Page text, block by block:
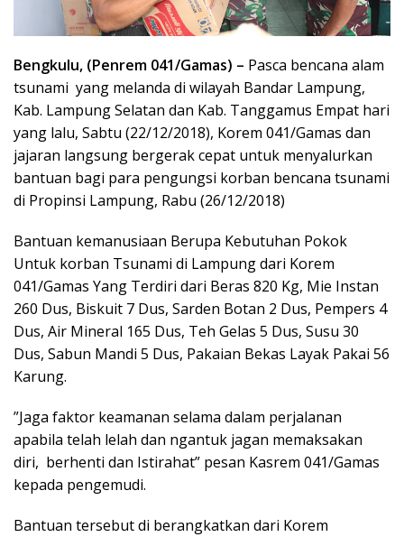
Bengkulu, (Penrem 041/Gamas) – Pasca bencana alam
tsunami yang melanda di wilayah Bandar Lampung,
Kab. Lampung Selatan dan Kab. Tanggamus Empat hari
yang lalu, Sabtu (22/12/2018), Korem 041/Gamas dan
jajaran langsung bergerak cepat untuk menyalurkan
bantuan bagi para pengungsi korban bencana tsunami
di Propinsi Lampung, Rabu (26/12/2018)
Bantuan kemanusiaan Berupa Kebutuhan Pokok
Untuk korban Tsunami di Lampung dari Korem
041/Gamas Yang Terdiri dari Beras 820 Kg, Mie Instan
260 Dus, Biskuit 7 Dus, Sarden Botan 2 Dus, Pempers 4
Dus, Air Mineral 165 Dus, Teh Gelas 5 Dus, Susu 30
Dus, Sabun Mandi 5 Dus, Pakaian Bekas Layak Pakai 56
Karung.
”Jaga faktor keamanan selama dalam perjalanan
apabila telah lelah dan ngantuk jagan memaksakan
diri, berhenti dan Istirahat” pesan Kasrem 041/Gamas
kepada pengemudi.
Bantuan tersebut di berangkatkan dari Korem